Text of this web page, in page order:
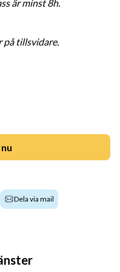
är minst 8h.
på tillsvidare.
Dela via mail